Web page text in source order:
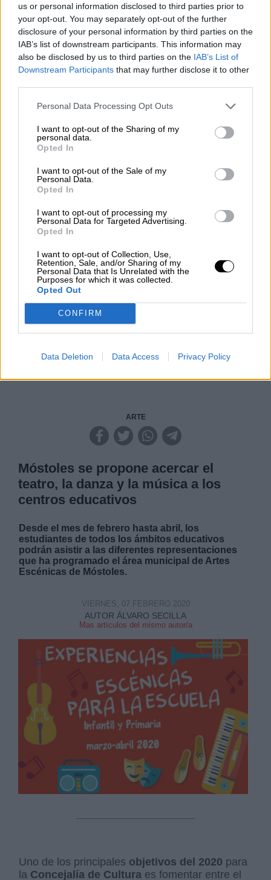
us or personal information disclosed to third parties prior to
your opt-out. You may separately opt-out of the further
disclosure of your personal information by third parties on the
IAB’s list of downstream participants. This information may
also be disclosed by us to third parties on the IAB’s List of
Downstream Participants that may further disclose it to other
Personal Data Processing Opt Outs
I want to opt-out of the Sharing of my
personal data.
Opted In
I want to opt-out of the Sale of my
Personal Data.
Opted In
I want to opt-out of processing my
Personal Data for Targeted Advertising.
Opted In
I want to opt-out of Collection, Use,
Retention, Sale, and/or Sharing of my
Personal Data that Is Unrelated with the
Purposes for which it was collected.
Opted Out
CONFIRM
Data Deletion Data Access Privacy Policy
Suelta y confía
Por María Comesaña
Votantes y votados
Por Juan Manuel Beltrán
El Conflicto de Oriente Medio:
Un Nuevo Orden Autoritario
en Construcción
Geopolítica de Crisis
Reconquista leonesa
Por Carlos Miranda
Clara Campoamor: Mi sueño,
mi pesadilla
Por María Pérez Herrero
NOTICIAS MAS VISTAS
ARTE
Móstoles se propone acercar el
teatro, la danza y la música a los
centros educativos
Desde el mes de febrero hasta abril, los
estudiantes de todos los ámbitos educativos
podrán asistir a las diferentes representaciones
que ha programado el área municipal de Artes
Escénicas de Móstoles.
AUTOR ÁLVARO SECILLA
Mas artículos del mismo autor/a
VIERNES, 07 FEBRERO 2020
Uno de los principales objetivos del 2020 para
la Concejalía de Cultura es fomentar entre el